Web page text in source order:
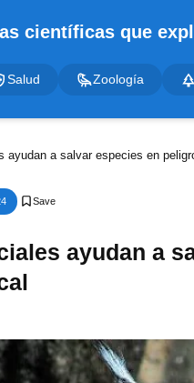
Salud Zoología
ayudan a salvar especies en
ayudan a